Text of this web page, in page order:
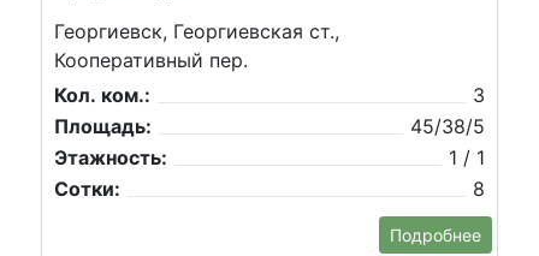
Георгиевск, Георгиевская ст.,
Кооперативный пер.
Кол. ком.:
3
Площадь:
45/38/5
Этажность:
1 / 1
Сотки:
8
Подробнее